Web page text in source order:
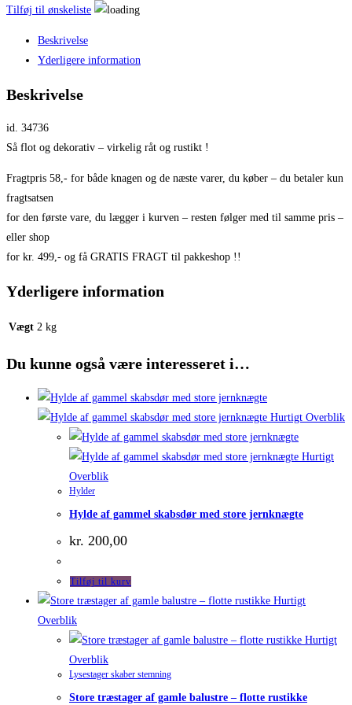
Tilføj til ønskeliste
Beskrivelse
Yderligere information
Beskrivelse
id. 34736
Så flot og dekorativ – virkelig råt og rustikt !
Fragtpris 58,- for både knagen og de næste varer, du køber – du betaler kun
fragtsatsen
for den første vare, du lægger i kurven – resten følger med til samme pris –
eller shop
for kr. 499,- og få GRATIS FRAGT til pakkeshop !!
Yderligere information
Vægt 2 kg
Du kunne også være interesseret i…
Hurtigt Overblik
Hurtigt
Overblik
Hylder
Hylde af gammel skabsdør med store jernknægte
kr. 200,00
Tilføj til kurv
Hurtigt
Overblik
Hurtigt
Overblik
Lysestager skaber stemning
Store træstager af gamle balustre – flotte rustikke